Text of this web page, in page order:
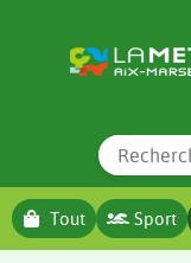
Tout Sport